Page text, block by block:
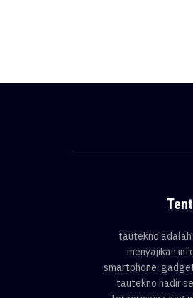
tautekno
menyajikan
smartphone,
tautekno hadir